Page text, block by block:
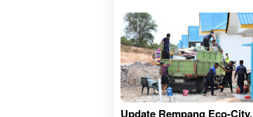
Update Rempang Eco-City,